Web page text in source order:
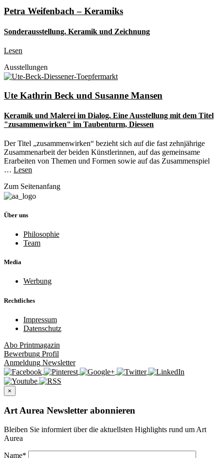
Petra Weifenbach – Keramiks
Sonderausstellung. Keramik und Zeichnung
Lesen
Ausstellungen
Ute Kathrin Beck und Susanne Mansen
Keramik und Malerei im Dialog. Eine Ausstellung mit dem Titel
"zusammenwirken" im Taubenturm, Diessen
Der Titel „zusammenwirken“ bezieht sich auf die fast zehnjährige
Zusammenarbeit der beiden Künstlerinnen, auf das gemeinsame
Erarbeiten von Themen und Formen sowie auf das Zusammenspiel
… Lesen
Zum Seitenanfang
Über uns
Philosophie
Team
Media
Werbung
Rechtliches
Impressum
Datenschutz
Abo Printmagazin
Bewerbung Profil
Anmeldung Newsletter
×
Art Aurea Newsletter abonnieren
Bleiben Sie informiert über die aktuellsten Highlights rund um Art
Aurea
Name*